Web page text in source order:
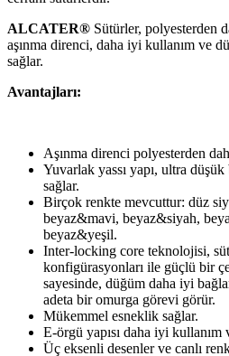
ALCATER® Sütürler, polyesterden
aşınma direnci, daha iyi kullanım ve
sağlar.
Avantajları:
Aşınma direnci polyesterden
Yuvarlak yassı yapı, ultra
sağlar.
Birçok renkte mevcuttur: düz
beyaz&mavi, beyaz&siyah,
beyaz&yeşil.
Inter-locking core teknolojisi,
konfigürasyonları ile güçlü bir
sayesinde, düğüm daha iyi
adeta bir omurga görevi görür.
Mükemmel esneklik sağlar.
E-örgü yapısı daha iyi kullanım
Üç eksenli desenler ve canlı